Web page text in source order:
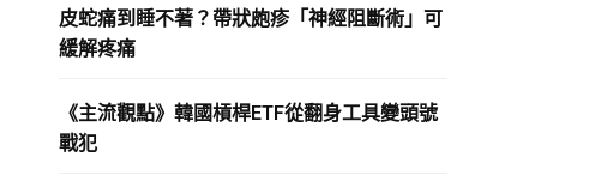
皮蛇痛到睡不著？帶狀皰疹「神經阻斷術」可
緩解疼痛
《主流觀點》韓國槓桿ETF從翻身工具變頭號
戰犯